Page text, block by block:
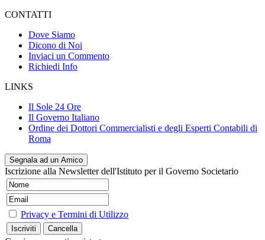
CONTATTI
Dove Siamo
Dicono di Noi
Inviaci un Commento
Richiedi Info
LINKS
Il Sole 24 Ore
Il Governo Italiano
Ordine dei Dottori Commercialisti e degli Esperti Contabili di
Roma
Segnala ad un Amico
Iscrizione alla Newsletter dell'Istituto per il Governo Societario
Privacy e Termini di Utilizzo